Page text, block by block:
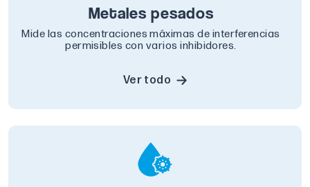
Metales pesados
Mide las concentraciones máximas de interferencias
permisibles con varios inhibidores.
Ver todo